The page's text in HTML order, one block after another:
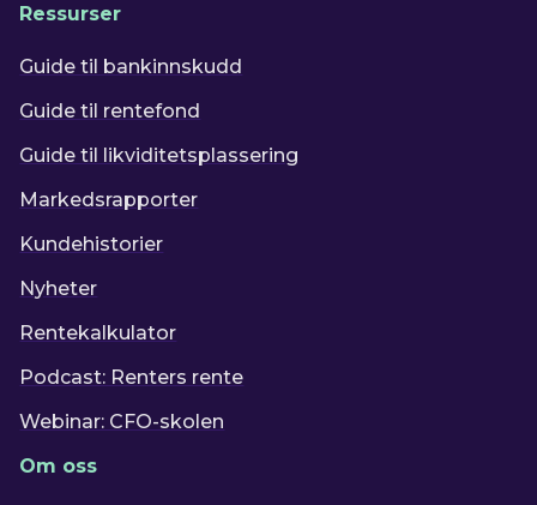
Ressurser
Guide til bankinnskudd
Guide til rentefond
Guide til likviditetsplassering
Markedsrapporter
Kundehistorier
Nyheter
Rentekalkulator
Podcast: Renters rente
Webinar: CFO-skolen
Om oss